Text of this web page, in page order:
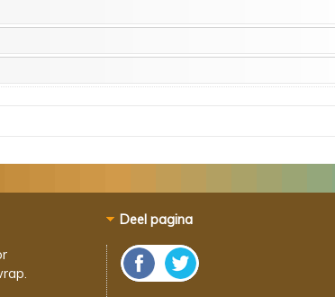
Deel pagina